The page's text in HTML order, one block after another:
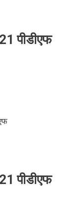
पीडीएफ
पीडीएफ